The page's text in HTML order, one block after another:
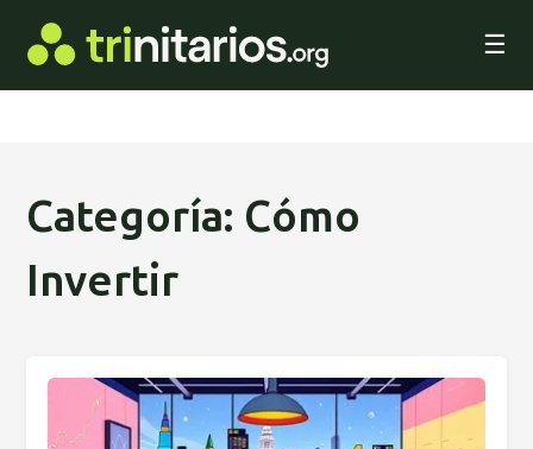
☰
Categoría: Cómo
Invertir